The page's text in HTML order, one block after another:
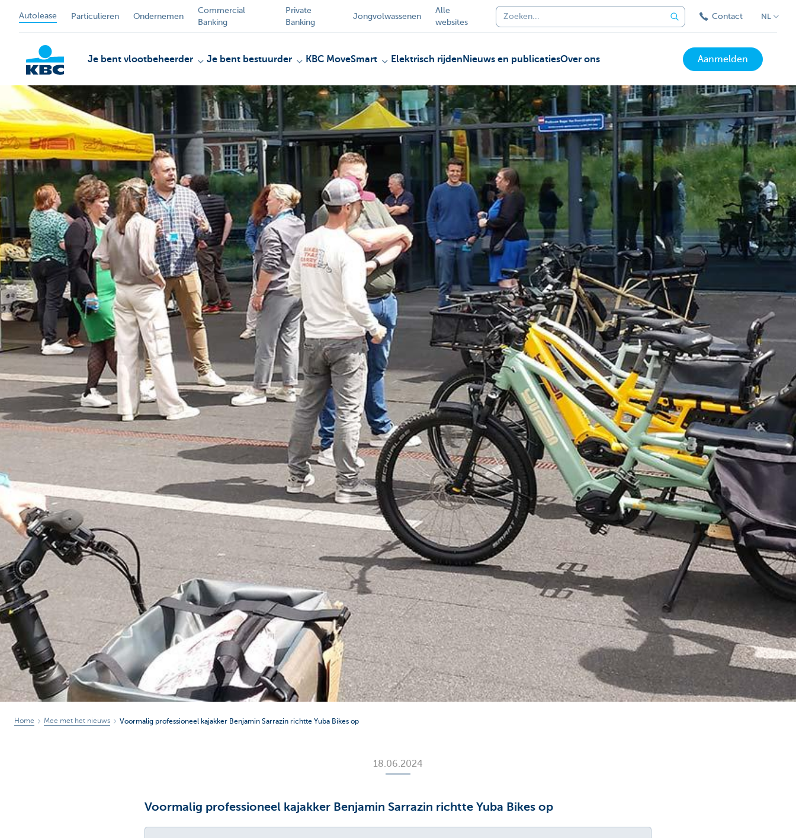
Autolease Particulieren Ondernemen
Commercial
Banking
Private
Banking
Jongvolwassenen
Alle
websites
Contact NL
KBC
Corporate
Je bent vlootbeheerder Je bent bestuurder KBC MoveSmart Elektrisch rijden Nieuws en publicatiesOver ons Aanmelden
Home Mee met het nieuws Voormalig professioneel kajakker Benjamin Sarrazin richtte Yuba Bikes op
18.06.2024
Voormalig professioneel kajakker Benjamin Sarrazin richtte Yuba Bikes op